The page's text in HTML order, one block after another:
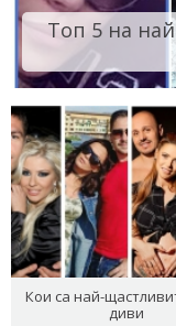
Топ 5 на
Кои са най-
диви